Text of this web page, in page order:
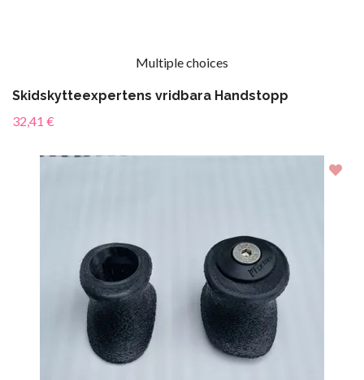
Multiple choices
Skidskytteexpertens vridbara Handstopp
32,41 €